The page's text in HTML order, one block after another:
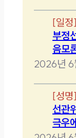
[일정]
부정
음모
2026년 6
[성명]
선관
극우